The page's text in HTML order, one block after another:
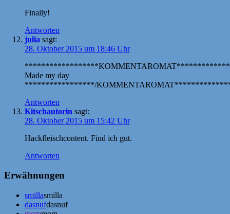
Finally!
Antworten
julia sagt:
28. Oktober 2015 um 18:46 Uhr
Made my day
*****************/
Antworten
Kitschautorin sagt:
28. Oktober 2015 um 15:42 Uhr
Hackfleischcontent. Find ich gut.
Antworten
Erwähnungen
smillasmilla
dasnufdasnuf